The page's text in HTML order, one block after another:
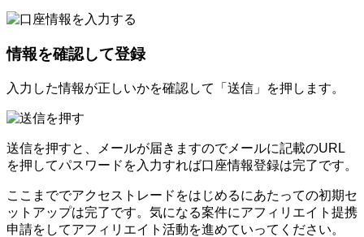
情報を確認して登録
入力した情報が正しいかを確認して「送信」を押します。
送信を押すと、メールが届きますのでメールに記載のURL
を押してパスワードを入力すれば口座情報登録は完了です。
ここまででアクセストレードをはじめるにあたっての初期セ
ットアップは完了です。気になる案件にアフィリエイト提携
申請をしてアフィリエイト活動を進めていってください。